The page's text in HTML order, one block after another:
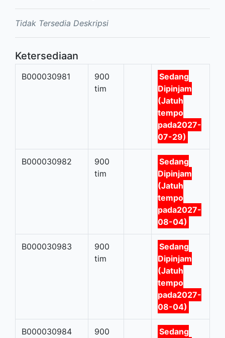
Tidak Tersedia Deskripsi
Ketersediaan
B000030981
900
tim
Sedang
Dipinjam
(Jatuh
tempo
pada2027-
07-29)
B000030982
900
tim
Sedang
Dipinjam
(Jatuh
tempo
pada2027-
08-04)
B000030983
900
tim
Sedang
Dipinjam
(Jatuh
tempo
pada2027-
08-04)
B000030984
900
Sedang